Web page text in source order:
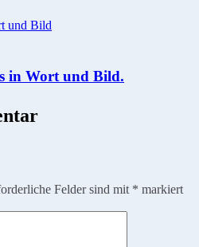
in Wort und Bild.
Felder sind mit * markiert